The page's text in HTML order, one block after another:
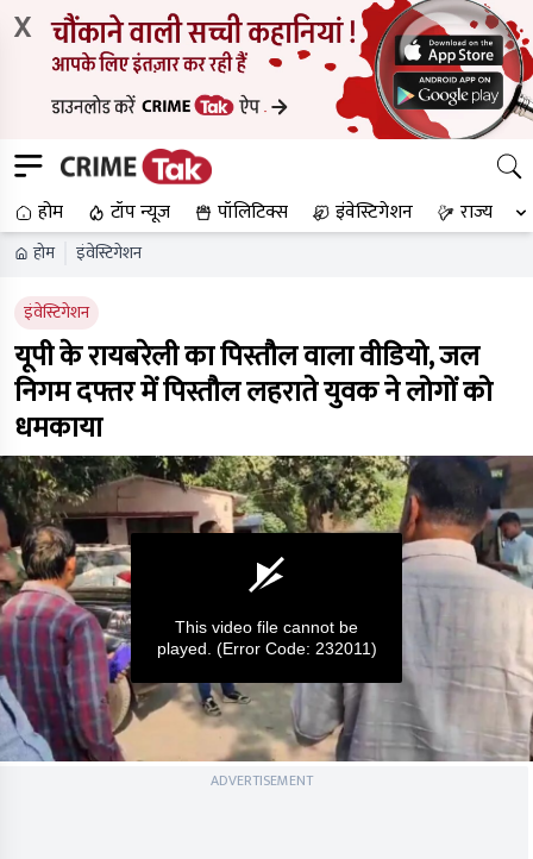
X
होम टॉप न्यूज पॉलिटिक्स इंवेस्टिगेशन राज्य
होम इंवेस्टिगेशन
इंवेस्टिगेशन
यूपी के रायबरेली का पिस्तौल वाला वीडियो, जल
निगम दफ्तर में पिस्तौल लहराते युवक ने लोगों को
धमकाया
This video file cannot be
played. (Error Code: 232011)
ADVERTISEMENT